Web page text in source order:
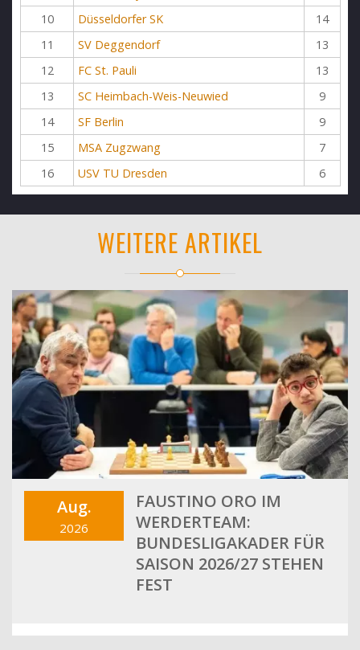
10
Düsseldorfer SK
14
11
SV Deggendorf
13
12
FC St. Pauli
13
13
SC Heimbach-Weis-Neuwied
9
14
SF Berlin
9
15
MSA Zugzwang
7
16
USV TU Dresden 6
WEITERE ARTIKEL
Aug.
2026
FAUSTINO ORO IM
WERDERTEAM:
BUNDESLIGAKADER FÜR
SAISON 2026/27 STEHEN
FEST